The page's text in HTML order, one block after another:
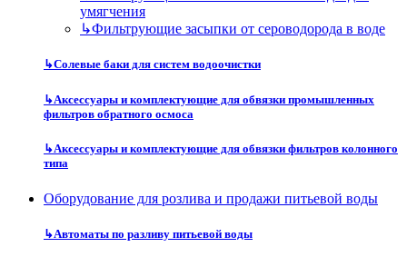
умягчения
↳Фильтрующие засыпки от сероводорода в воде
↳Солевые баки для систем водоочистки
↳Аксессуары и комплектующие для обвязки промышленных
фильтров обратного осмоса
↳Аксессуары и комплектующие для обвязки фильтров колонного
типа
Оборудование для розлива и продажи питьевой воды
↳Автоматы по разливу питьевой воды